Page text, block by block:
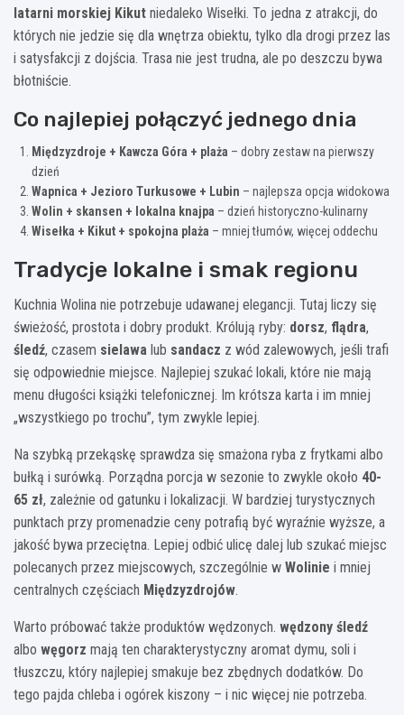
latarni morskiej Kikut niedaleko Wisełki. To jedna z atrakcji, do
których nie jedzie się dla wnętrza obiektu, tylko dla drogi przez las
i satysfakcji z dojścia. Trasa nie jest trudna, ale po deszczu bywa
błotniście.
Co najlepiej połączyć jednego dnia
Międzyzdroje + Kawcza Góra + plaża – dobry zestaw na pierwszy
dzień
Wapnica + Jezioro Turkusowe + Lubin – najlepsza opcja widokowa
Wolin + skansen + lokalna knajpa – dzień historyczno-kulinarny
Wisełka + Kikut + spokojna plaża – mniej tłumów, więcej oddechu
Tradycje lokalne i smak regionu
Kuchnia Wolina nie potrzebuje udawanej elegancji. Tutaj liczy się
świeżość, prostota i dobry produkt. Królują ryby: dorsz, flądra,
śledź, czasem sielawa lub sandacz z wód zalewowych, jeśli trafi
się odpowiednie miejsce. Najlepiej szukać lokali, które nie mają
menu długości książki telefonicznej. Im krótsza karta i im mniej
„wszystkiego po trochu”, tym zwykle lepiej.
Na szybką przekąskę sprawdza się smażona ryba z frytkami albo
bułką i surówką. Porządna porcja w sezonie to zwykle około 40-
65 zł, zależnie od gatunku i lokalizacji. W bardziej turystycznych
punktach przy promenadzie ceny potrafią być wyraźnie wyższe, a
jakość bywa przeciętna. Lepiej odbić ulicę dalej lub szukać miejsc
polecanych przez miejscowych, szczególnie w Wolinie i mniej
centralnych częściach Międzyzdrojów.
Warto próbować także produktów wędzonych. wędzony śledź
albo węgorz mają ten charakterystyczny aromat dymu, soli i
tłuszczu, który najlepiej smakuje bez zbędnych dodatków. Do
tego pajda chleba i ogórek kiszony – i nic więcej nie potrzeba.